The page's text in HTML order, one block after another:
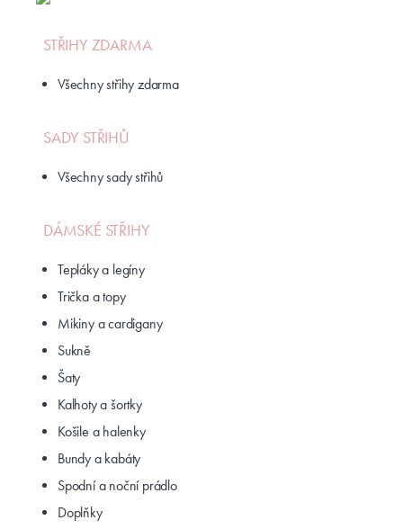
STŘIHY ZDARMA
Všechny střihy zdarma
SADY STŘIHŮ
Všechny sady střihů
DÁMSKÉ STŘIHY
Tepláky a legíny
Trička a topy
Mikiny a cardigany
Sukně
Šaty
Kalhoty a šortky
Košile a halenky
Bundy a kabáty
Spodní a noční prádlo
Doplňky